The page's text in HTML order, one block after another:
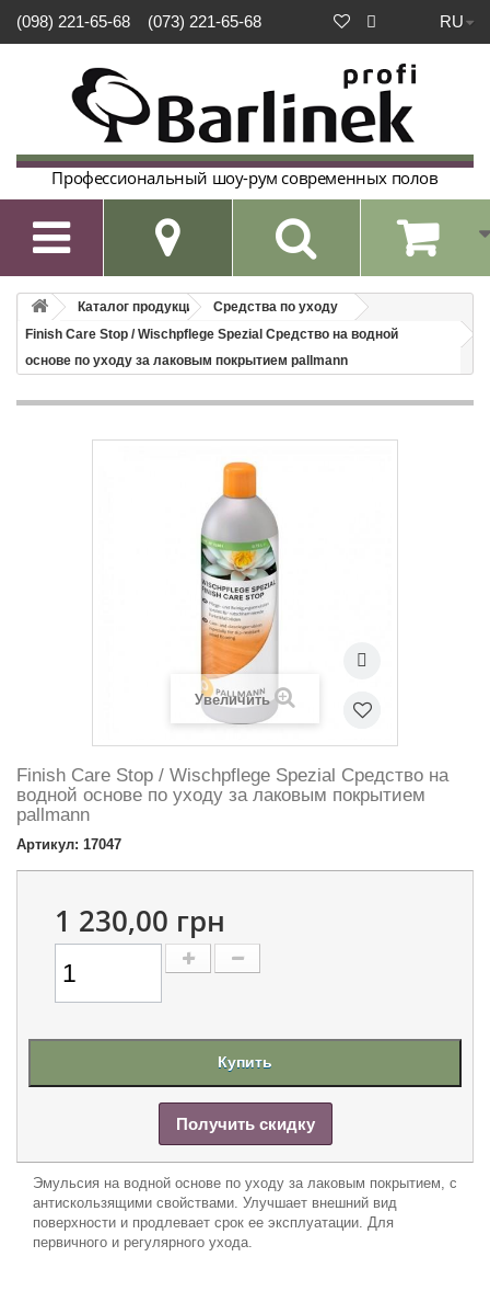
RU
(098) 221-65-68 (073) 221-65-68
Профессиональный шоу-рум современных полов

Каталог продукции
Средства по уходу
Finish Care Stop / Wischpflege Spezial Средство на водной
основе по уходу за лаковым покрытием pallmann
Увеличить
Finish Care Stop / Wischpflege Spezial Средство на
водной основе по уходу за лаковым покрытием
pallmann
Артикул: 17047
1 230,00 грн
Купить
Получить скидку
Эмульсия на водной основе по уходу за лаковым покрытием, с
антискользящими свойствами. Улучшает внешний вид
поверхности и продлевает срок ее эксплуатации. Для
первичного и регулярного ухода.